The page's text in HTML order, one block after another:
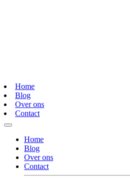
Home
Blog
Over ons
Contact
Home
Blog
Over ons
Contact